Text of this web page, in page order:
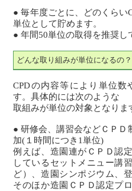
● 毎年度ごとに、どのくらい
単位として貯めます。
● 年間50単位の取得を推奨し
どんな取り組みが単位になるの？
CPDの内容等により単位数
す。具体的には次のような
取組みが単位の対象となりま
● 研修会、講習会などＣＰＤ
加(１時間につき1単位)
例えば、造園連がＣＰＤ認
しているセットメニュー講
ど）、造園シンポジウム、
そのほか造園ＣＰＤ認定プ